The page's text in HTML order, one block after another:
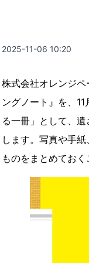
2025-11-06 10:20
株式会社オレンジ
ングノート』を、
る一冊」として、
します。写真や手
ものをまとめてお